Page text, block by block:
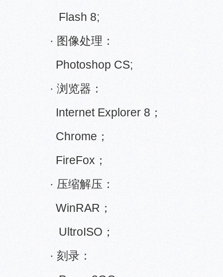
Flash 8;
· 图像处理：
Photoshop CS;
· 浏览器：
Internet Explorer 8；
Chrome；
FireFox；
· 压缩解压：
WinRAR；
UltroISO；
· 刻录：